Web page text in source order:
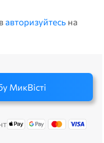
авторизуйтесь на
МикВісті